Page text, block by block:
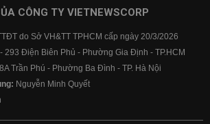
CÔNG TY VIETNEWSCORP
do Sở VH&TT TPHCM cấp ngày 20/3/2026
293 Điện Biên Phủ - Phường Gia Định - TP.HCM
Trần Phú - Phường Ba Đình - TP. Hà Nội
Nguyễn Minh Quyết